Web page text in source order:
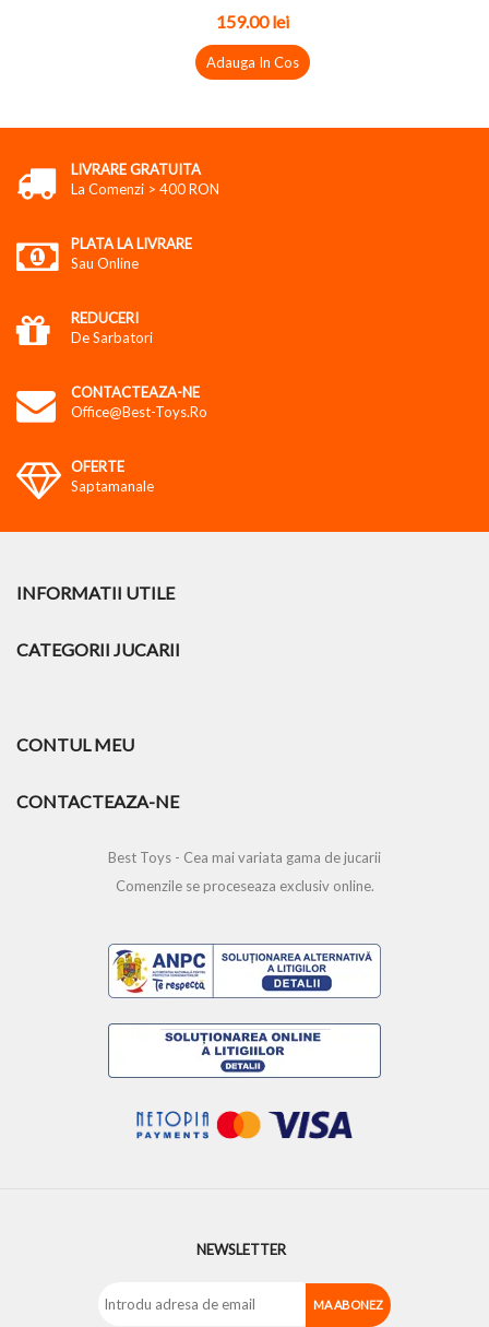
159.00 lei
Adauga In Cos
LIVRARE GRATUITA
La Comenzi > 400 RON
PLATA LA LIVRARE
Sau Online
REDUCERI
De Sarbatori
CONTACTEAZA-NE
Office@best-Toys.ro
OFERTE
Saptamanale
INFORMATII UTILE
CATEGORII JUCARII
CONTUL MEU
CONTACTEAZA-NE
Best Toys - Cea mai variata gama de jucarii
Comenzile se proceseaza exclusiv online.
NEWSLETTER